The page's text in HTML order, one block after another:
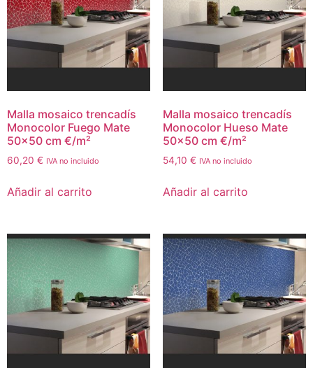
Malla mosaico trencadís
Monocolor Fuego Mate
50×50 cm €/m²
60,20 € IVA no incluido
Añadir al carrito
Malla mosaico trencadís
Monocolor Hueso Mate
50×50 cm €/m²
54,10 € IVA no incluido
Añadir al carrito